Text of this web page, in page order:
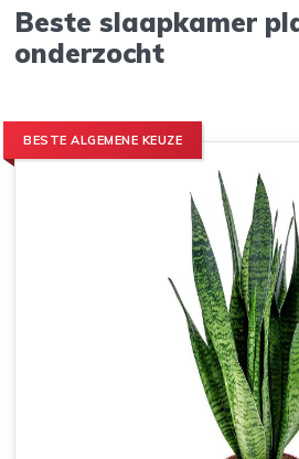
Beste slaapkamer
onderzocht
BESTE ALGEMENE KEUZE